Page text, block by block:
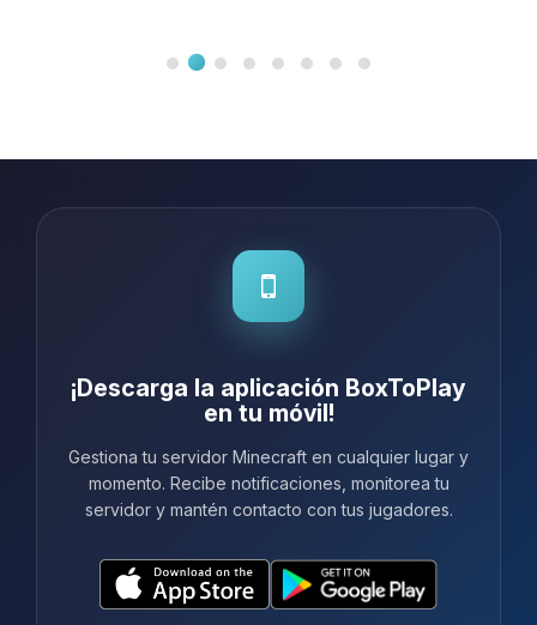
¡Descarga la aplicación BoxToPlay
en tu móvil!
Gestiona tu servidor Minecraft en cualquier lugar y
momento. Recibe notificaciones, monitorea tu
servidor y mantén contacto con tus jugadores.